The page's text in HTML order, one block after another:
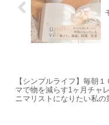
【シンプルライフ】毎朝
マで物を減らす1ヶ月チャ
ニマリストになりたい私の